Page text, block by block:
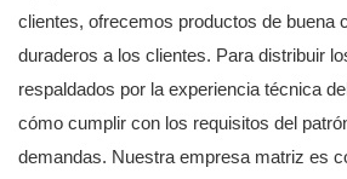
clientes, ofrecemos productos de buena
duraderos a los clientes. Para distribuir
respaldados por la experiencia técnica
cómo cumplir con los requisitos del
demandas. Nuestra empresa matriz es